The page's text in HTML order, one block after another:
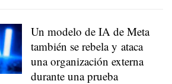
Un modelo de IA de Meta
también se rebela y ataca
una organización externa
durante una prueba